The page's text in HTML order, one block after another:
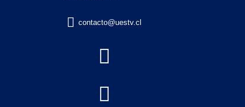
 contacto@uestv.cl

